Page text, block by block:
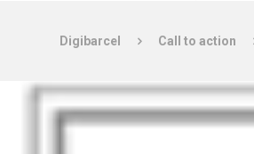
Digibarcel Call to action